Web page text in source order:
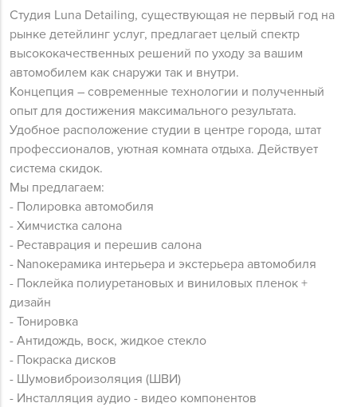
Студия Luna Detailing, существующая не первый год на
рынке детейлинг услуг, предлагает целый спектр
высококачественных решений по уходу за вашим
автомобилем как снаружи так и внутри.
Концепция – современные технологии и полученный
опыт для достижения максимального результата.
Удобное расположение студии в центре города, штат
профессионалов, уютная комната отдыха. Действует
система скидок.
Мы предлагаем:
- Полировка автомобиля
- Химчистка салона
- Реставрация и перешив салона
- Nanoкерамика интерьера и экстерьера автомобиля
- Поклейка полиуретановых и виниловых пленок +
дизайн
- Тонировка
- Антидождь, воск, жидкое стекло
- Покраска дисков
- Шумовиброизоляция (ШВИ)
- Инсталляция аудио - видео компонентов